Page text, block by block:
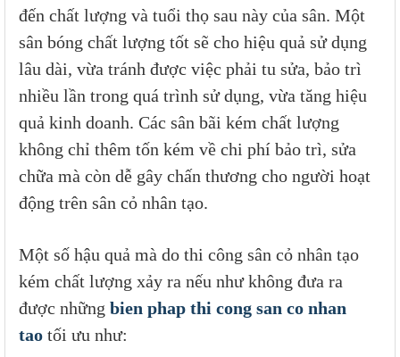
đến chất lượng và tuổi thọ sau này của sân. Một
sân bóng chất lượng tốt sẽ cho hiệu quả sử dụng
lâu dài, vừa tránh được việc phải tu sửa, bảo trì
nhiều lần trong quá trình sử dụng, vừa tăng hiệu
quả kinh doanh. Các sân bãi kém chất lượng
không chỉ thêm tốn kém về chi phí bảo trì, sửa
chữa mà còn dễ gây chấn thương cho người hoạt
động trên sân cỏ nhân tạo.
Một số hậu quả mà do thi công sân cỏ nhân tạo
kém chất lượng xảy ra nếu như không đưa ra
được những bien phap thi cong san co nhan
tao tối ưu như: